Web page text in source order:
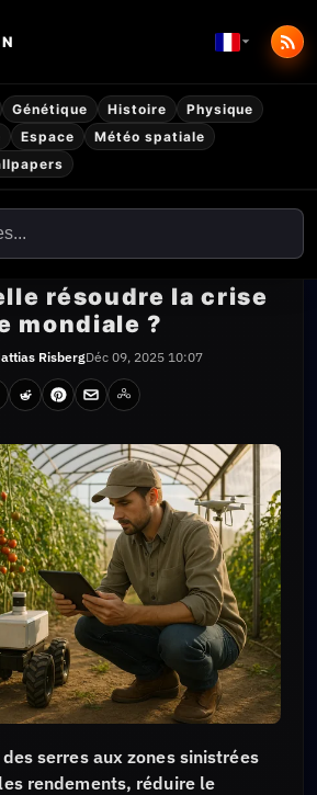
Génétique Histoire
Physique
Espace
Météo spatiale
résoudre la crise
mondiale ?
RisbergDéc 09, 2025 10:07
serres aux zones sinistrées
rendements, réduire le